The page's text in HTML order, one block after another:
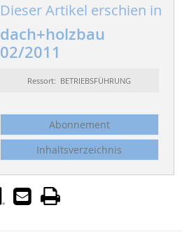
Dieser Artikel erschien in
dach+holzbau
02/2011
Ressort: BETRIEBSFÜHRUNG
Abonnement
Inhaltsverzeichnis